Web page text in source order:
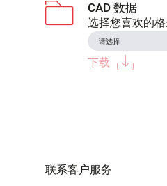
CAD 数据
选择您喜欢的
下载
联系客户服务